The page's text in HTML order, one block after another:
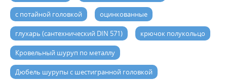
с потайной головкой оцинкованные
глухарь (сантехнический DIN 571) крючок полукольцо
Кровельный шуруп по металлу
Дюбель шурупы с шестигранной головкой